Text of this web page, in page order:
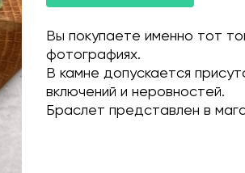
Вы покупаете именно тот
фотографиях.
В камне допускается
включений и неровностей.
Браслет представлен в